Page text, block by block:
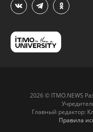
2026 © ITMO.NEWS
Главный редактор:
Правила